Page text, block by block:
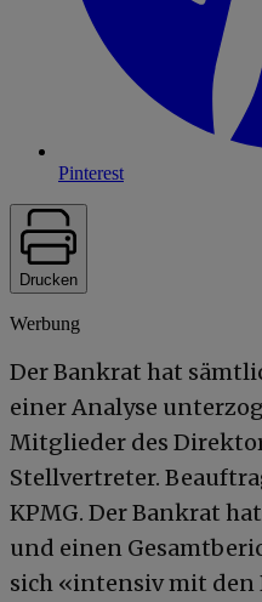
Pinterest
Drucken
Werbung
Der Bankrat hat
einer Analyse
Mitglieder des
Stellvertreter.
KPMG. Der Bankrat
und einen
sich «intensiv mit den